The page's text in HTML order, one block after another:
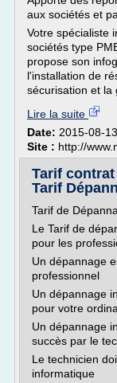
aux sociétés et
Votre spécialiste
sociétés type
propose son
l'installation de
sécurisation et la
Lire la suite
Date: 2015-08-
Site : http://
Tarif
Tarif
Tarif de
Le Tarif de
pour les
Un dépannage
professionnel
Un dépannage
pour votre
Un dépannage
succès par le
Le technicien
informatique